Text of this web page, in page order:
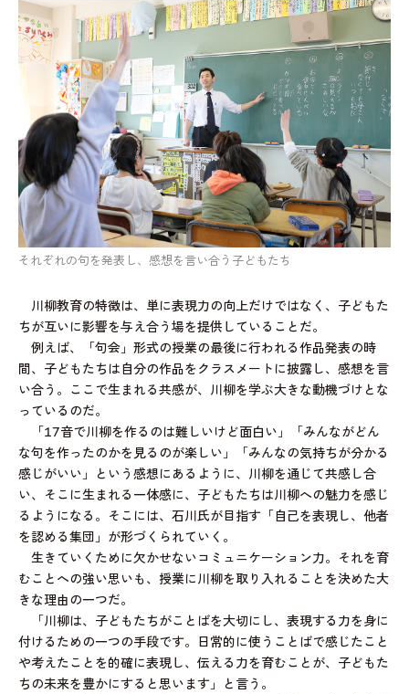
それぞれの句を発表し、感想を言い合う子どもたち
川柳教育の特徴は、単に表現力の向上だけではなく、子どもた
ちが互いに影響を与え合う場を提供していることだ。
例えば、「句会」形式の授業の最後に行われる作品発表の時
間、子どもたちは自分の作品をクラスメートに披露し、感想を言
い合う。ここで生まれる共感が、川柳を学ぶ大きな動機づけとな
っているのだ。
「17音で川柳を作るのは難しいけど面白い」「みんながどん
な句を作ったのかを見るのが楽しい」「みんなの気持ちが分かる
感じがいい」という感想にあるように、川柳を通じて共感し合
い、そこに生まれる一体感に、子どもたちは川柳への魅力を感じ
るようになる。そこには、石川氏が目指す「自己を表現し、他者
を認める集団」が形づくられていく。
生きていくために欠かせないコミュニケーション力。それを育
むことへの強い思いも、授業に川柳を取り入れることを決めた大
きな理由の一つだ。
「川柳は、子どもたちがことばを大切にし、表現する力を身に
付けるための一つの手段です。日常的に使うことばで感じたこと
や考えたことを的確に表現し、伝える力を育むことが、子どもた
ちの未来を豊かにすると思います」と言う。